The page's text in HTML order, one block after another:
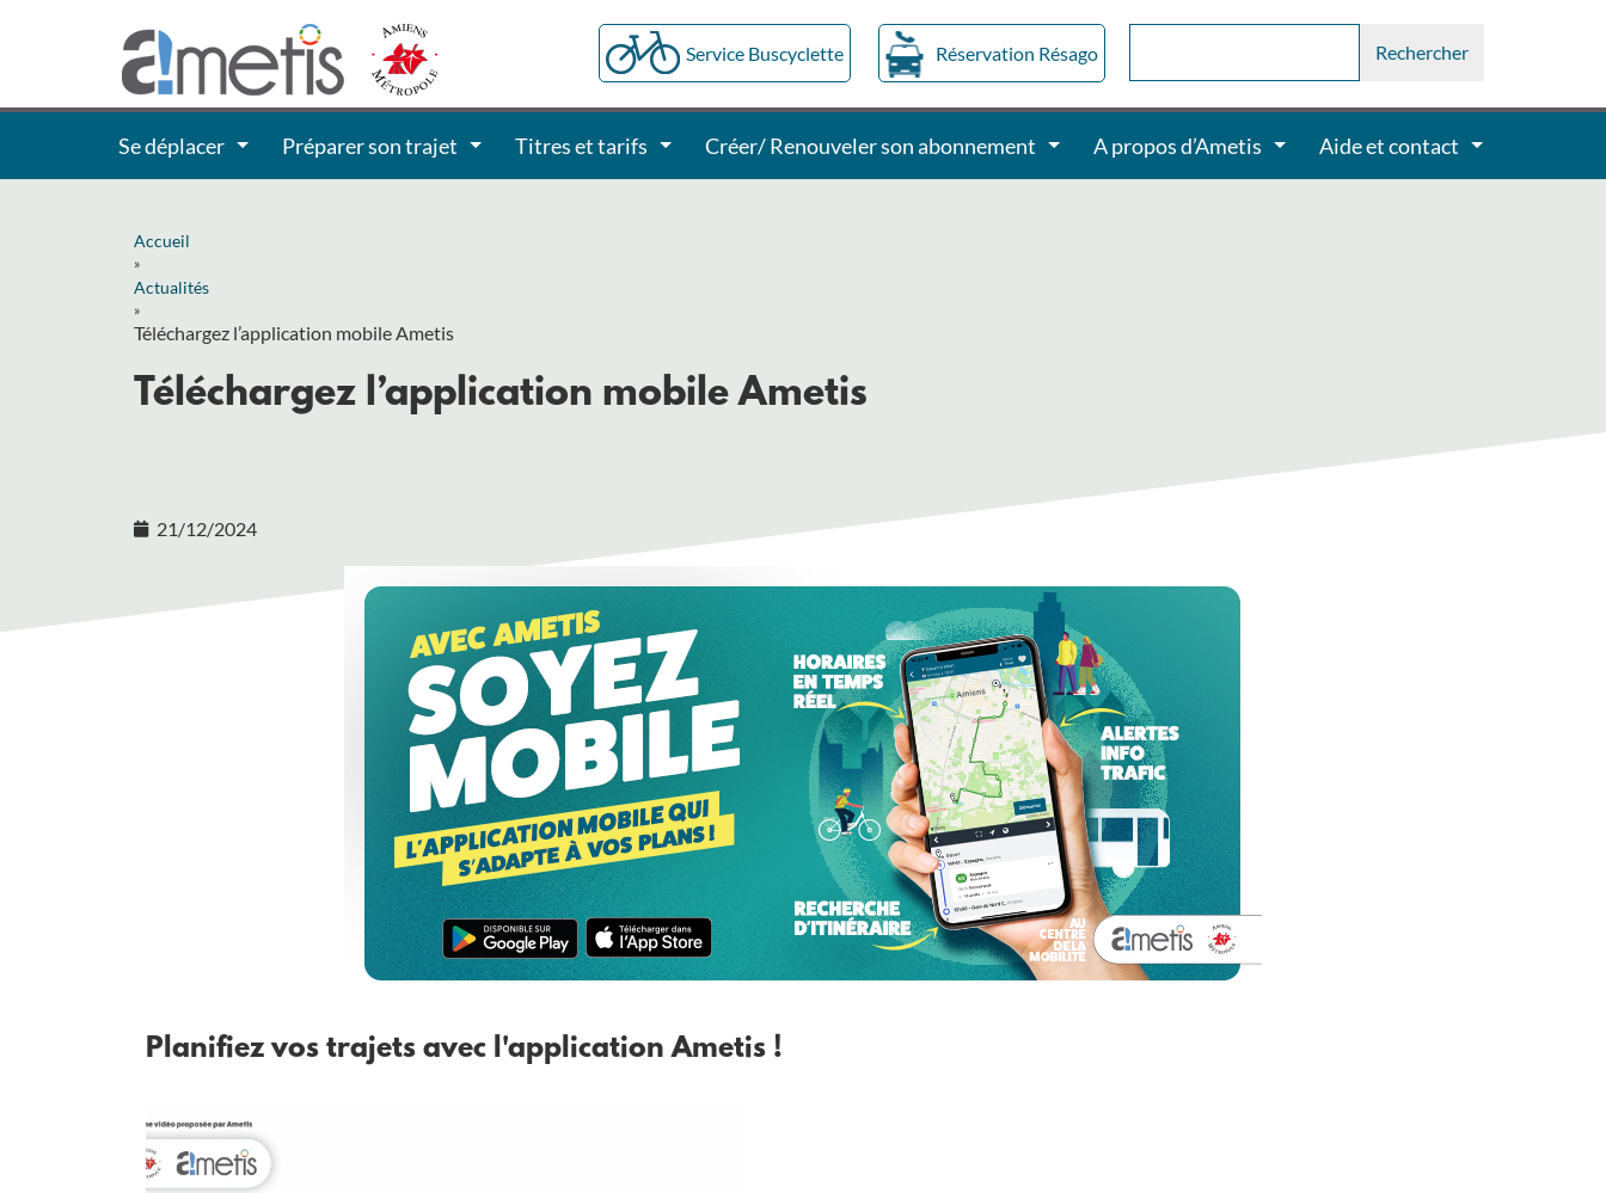
Service Buscyclette Réservation Résago
Se déplacer Préparer son trajet Titres et tarifs Créer/ Renouveler son abonnement A propos d’Ametis Aide et contact
Accueil
»
Actualités
»
Téléchargez l’application mobile Ametis
Téléchargez l’application mobile Ametis
21/12/2024
Planifiez vos trajets avec l'application Ametis !